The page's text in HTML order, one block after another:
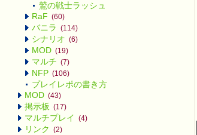
鷲の戦士ラッシュ
RaF (60)
バニラ (114)
シナリオ (6)
MOD (19)
マルチ (7)
NFP (106)
プレイレポの書き方
MOD (43)
掲示板 (17)
マルチプレイ (4)
リンク (2)